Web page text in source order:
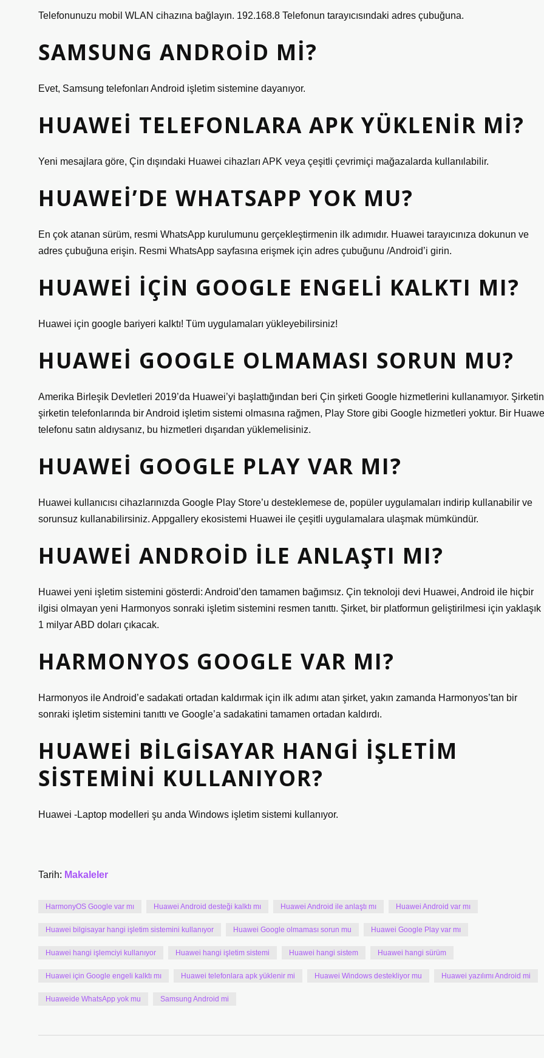
Telefonunuzu mobil WLAN cihazına bağlayın. 192.168.8 Telefonun tarayıcısındaki adres çubuğuna.
SAMSUNG ANDROID MI?
Evet, Samsung telefonları Android işletim sistemine dayanıyor.
HUAWEI TELEFONLARA APK YÜKLENIR MI?
Yeni mesajlara göre, Çin dışındaki Huawei cihazları APK veya çeşitli çevrimiçi mağazalarda kullanılabilir.
HUAWEI’DE WHATSAPP YOK MU?
En çok atanan sürüm, resmi WhatsApp kurulumunu gerçekleştirmenin ilk adımıdır. Huawei tarayıcınıza dokunun ve
adres çubuğuna erişin. Resmi WhatsApp sayfasına erişmek için adres çubuğunu /Android’i girin.
HUAWEI IÇIN GOOGLE ENGELI KALKTI MI?
Huawei için google bariyeri kalktı! Tüm uygulamaları yükleyebilirsiniz!
HUAWEI GOOGLE OLMAMASI SORUN MU?
Amerika Birleşik Devletleri 2019’da Huawei’yi başlattığından beri Çin şirketi Google hizmetlerini kullanamıyor. Şirketin
şirketin telefonlarında bir Android işletim sistemi olmasına rağmen, Play Store gibi Google hizmetleri yoktur. Bir
telefonu satın aldıysanız, bu hizmetleri dışarıdan yüklemelisiniz.
HUAWEI GOOGLE PLAY VAR MI?
Huawei kullanıcısı cihazlarınızda Google Play Store’u desteklemese de, popüler uygulamaları indirip kullanabilir ve
sorunsuz kullanabilirsiniz. Appgallery ekosistemi Huawei ile çeşitli uygulamalara ulaşmak mümkündür.
HUAWEI ANDROID ILE ANLAŞTI MI?
Huawei yeni işletim sistemini gösterdi: Android’den tamamen bağımsız. Çin teknoloji devi Huawei, Android ile hiçbir
ilgisi olmayan yeni Harmonyos sonraki işletim sistemini resmen tanıttı. Şirket, bir platformun geliştirilmesi için yaklaşık
1 milyar ABD doları çıkacak.
HARMONYOS GOOGLE VAR MI?
Harmonyos ile Android’e sadakati ortadan kaldırmak için ilk adımı atan şirket, yakın zamanda Harmonyos’tan bir
sonraki işletim sistemini tanıttı ve Google’a sadakatini tamamen ortadan kaldırdı.
HUAWEI BILGISAYAR HANGI IŞLETIM
SISTEMINI KULLANIYOR?
Huawei -Laptop modelleri şu anda Windows işletim sistemi kullanıyor.
Tarih: Makaleler
HarmonyOS Google var mı Huawei Android desteği kalktı mı Huawei Android ile anlaştı mı Huawei Android var mı
Huawei bilgisayar hangi işletim sistemini kullanıyor Huawei Google olmaması sorun mu Huawei Google Play var mı
Huawei hangi işlemciyi kullanıyor Huawei hangi işletim sistemi Huawei hangi sistem Huawei hangi sürüm
Huawei için Google engeli kalktı mı Huawei telefonlara apk yüklenir mi Huawei Windows destekliyor mu Huawei yazılımı Android mi
Huaweide WhatsApp yok mu Samsung Android mi